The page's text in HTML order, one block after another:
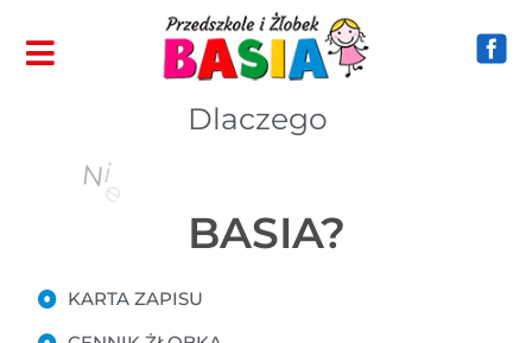
Dlaczego
Nie
BASIA?
KARTA ZAPISU